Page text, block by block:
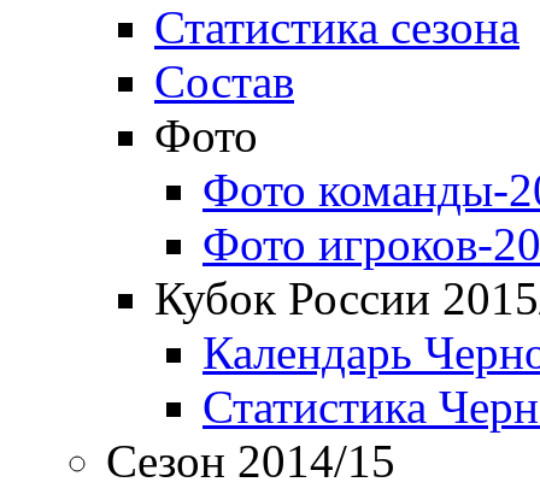
Статистика сезона
Состав
Фото
Фото команды-
Фото игроков-
Кубок России
Календарь
Статистика
Сезон 2014/15